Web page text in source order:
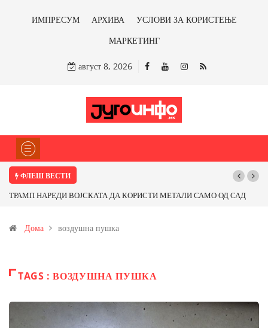
ИМПРЕСУМ АРХИВА
УСЛОВИ ЗА КОРИСТЕЊЕ
МАРКЕТИНГ
август 8, 2026
ФЛЕШ ВЕСТИ
ОД САД
Почнува реконструкцијата на улицата „5-ти Ноември“ во
Дома воздушна пушка
TAGS : ВОЗДУШНА ПУШКА